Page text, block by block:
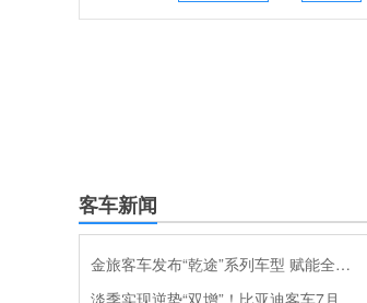
客车新闻
金旅客车发布“乾途”系列车型 赋能全球客运产业提质升级